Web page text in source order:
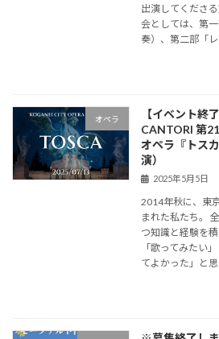
出演してくださ
会としては、第
奏）、第二部「
オペラ
【イベント終
CANTORI 第
オペラ『トス
演）
2025年5月5日
2014年秋に、東
まれた私たち。
つ知識と経験を
「歌ってみたい
てよかった」と